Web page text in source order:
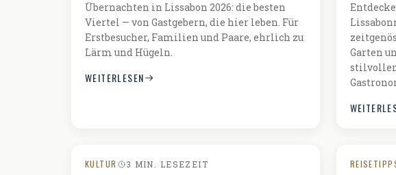
Übernachten in Lissabon 2026: die besten
Viertel — von Gastgebern, die hier leben. Für
Erstbesucher, Familien und Paare, ehrlich zu
Lärm und Hügeln.
WEITERLESEN
Garten
KULTUR 3 MIN. LESEZEIT